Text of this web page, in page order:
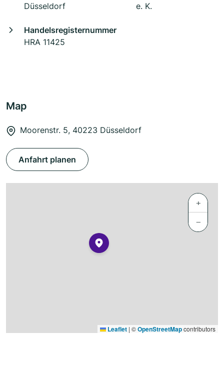
Düsseldorf
e. K.
Handelsregisternummer
HRA 11425
Map
Moorenstr. 5, 40223 Düsseldorf
Anfahrt planen
+
−
Leaflet | ©OpenStreetMapcontributors